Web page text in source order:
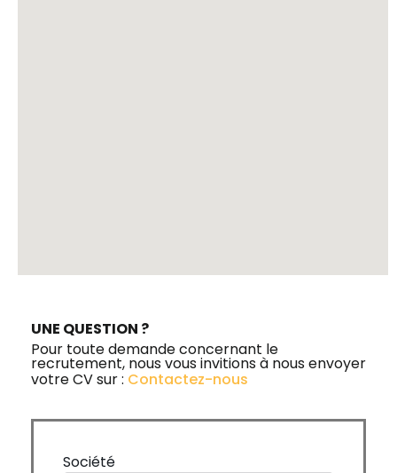
UNE QUESTION ?
Pour toute demande concernant le
recrutement, nous vous invitions à nous envoyer
votre CV sur : Contactez-nous
Société